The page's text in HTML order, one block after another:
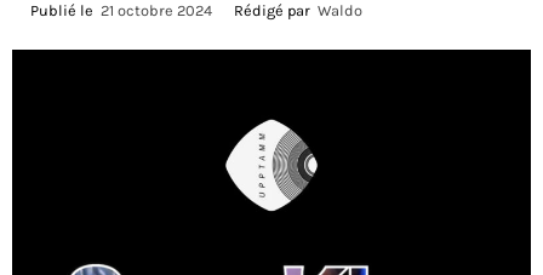
Publié le 21 octobre 2024 Rédigé par Waldo